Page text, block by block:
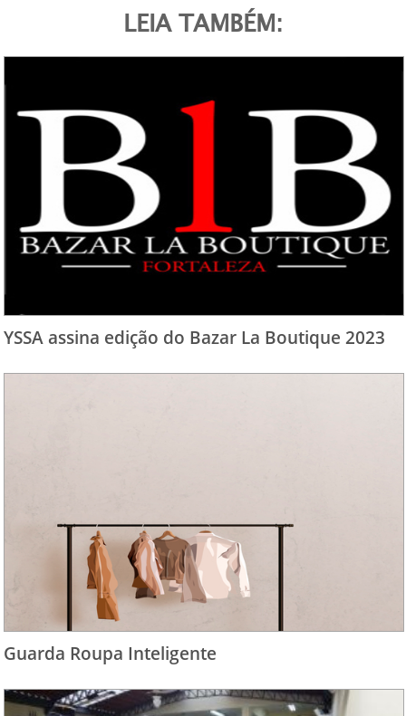
LEIA TAMBÉM:
YSSA assina edição do Bazar La Boutique 2023
Guarda Roupa Inteligente